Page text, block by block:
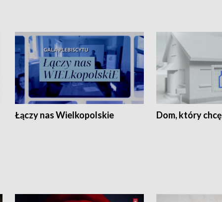
Łączy nas Wielkopolskie Dom, który chcę